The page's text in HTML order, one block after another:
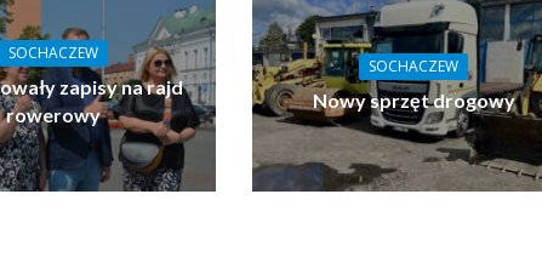
SOCHACZEW
zapisy na rajd
rowerowy
SOCHACZEW
Nowy sprzęt drogowy